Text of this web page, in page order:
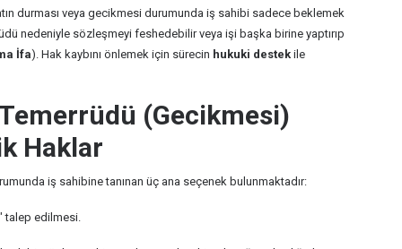
durması veya gecikmesi durumunda iş sahibi sadece beklemek
nedeniyle sözleşmeyi feshedebilir veya işi başka birine yaptırıp
İfa). Hak kaybını önlemek için sürecin hukuki destek ile
(Gecikmesi)
Haklar
iş sahibine tanınan üç ana seçenek bulunmaktadır:
talep edilmesi.